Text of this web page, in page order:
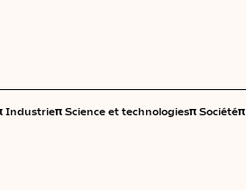
Industrieπ Science et technologiesπ Sociétéπ